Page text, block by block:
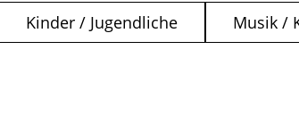
Kinder / Jugendliche Musik /